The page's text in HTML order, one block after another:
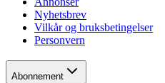
Nyhetsbrev
Vilkår og bruksbetingelser
Personvern
Abonnement